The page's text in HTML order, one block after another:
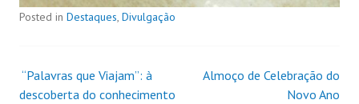
Posted in Destaques, Divulgação
“Palavras que Viajam”: à
descoberta do conhecimento
Almoço de Celebração do
Novo Ano